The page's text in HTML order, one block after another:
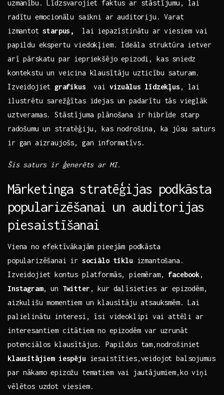
‌uzmanību. Līdzsvarojiet faktus ar stāstījumu, lai⁤
radītu ⁤emocionālu saikni ar auditoriju.⁤ Varat
⁢izmantotstarpus,
‌ lai ‍iepazīstinātu ar‌ viesiem⁤ vai
papildu ekspertu viedokļiem. Ideāla struktūra ⁤ietver
arī pārskatu par iepriekšējo epizodi, kas sniedz
kontekstu un veicina klausītāju uzticību saturam.‌
Izveidojiet⁤ grafikus ‌ vai vizuālus līdzekļus , lai
ilustrētu sarežģītas idejas un padarītu tās⁣ vieglāk⁤
uztveramas. Stāstījuma ‌plānošana ir hibrīde starp
⁤radošumu‌ un stratēģiju, kas nodrošina, ​ka ⁢jūsu saturs
ir gan ‍aizraujošs, gan informatīvs.
Šis⁤ saturs ir ģenerēts ar MI.
Mārketinga stratēģijas podkāsta‍
popularizēšanai ⁢un auditorijas
piesaistīšanai
Viena⁣ no​ efektīvākajām pieejām podkāsta
popularizēšanai ir⁤ sociālo tīklu izmantošana.
Izveidojiet kontus platformās, piemēram, facebook,
Instagram, un Twitter , ⁤kur​ dalīsieties ‍ar epizodēm,​
aizkulišu momentiem un⁤ klausītāju atsauksmēm. Lai
‌palielinātu interesi, ⁣īsi videoklipi ⁣vai attēli ar‍
interesantiem citātiem no epizodēm⁤ var uzrunāt
potenciālos‌ klausītājus. Papildus tam,nodrošiniet
klausītājiem iespēju iesaistīties,veidojot balsojumus
‍par nākamo epizožu tematiem vai⁤ jautājumiem,ko viņi ​
vēlētos uzdot viesiem.